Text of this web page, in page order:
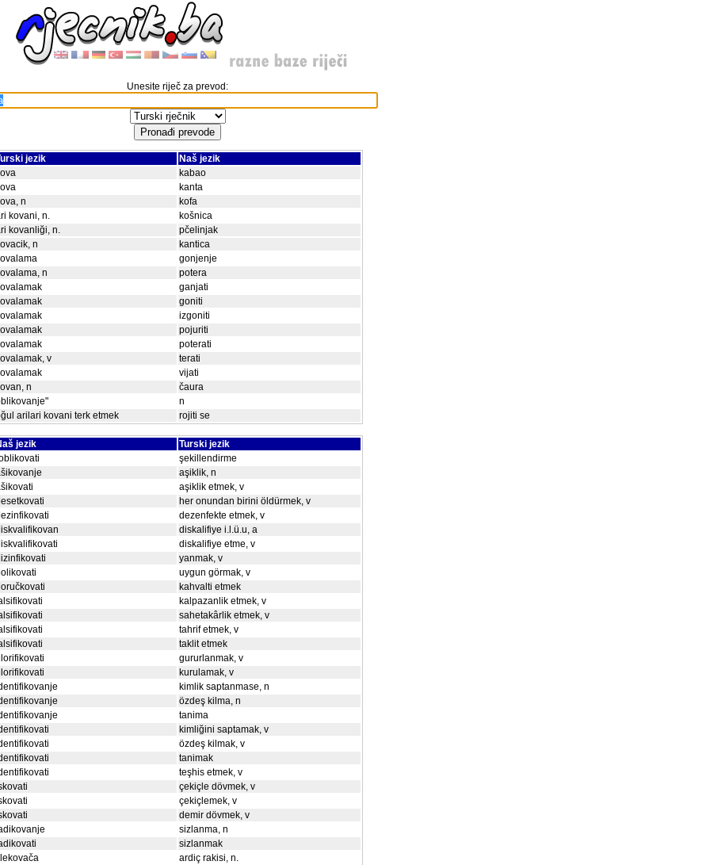
Unesite riječ za prevod:
jezik
Naš jezik
kabao
kanta
n
kofa
kovani, n.
košnica
kovanliği, n.
pčelinjak
n
kantica
gonjenje
n
potera
ganjati
goniti
izgoniti
pojuriti
poterati
v
terati
vijati
n
čaura
n
arilari kovani terk etmek
rojiti se
jezik
Turski jezik
şekillendirme
aşiklik, n
aşiklik etmek, v
her onundan birini öldürmek, v
dezenfekte etmek, v
diskalifiye i.l.ü.u, a
diskalifiye etme, v
yanmak, v
uygun görmak, v
kahvalti etmek
kalpazanlik etmek, v
sahetakârlik etmek, v
tahrif etmek, v
taklit etmek
gururlanmak, v
kurulamak, v
kimlik saptanmase, n
özdeş kilma, n
tanima
kimliğini saptamak, v
özdeş kilmak, v
tanimak
teşhis etmek, v
çekiçle dövmek, v
çekiçlemek, v
demir dövmek, v
sizlanma, n
sizlanmak
ardiç rakisi, n.